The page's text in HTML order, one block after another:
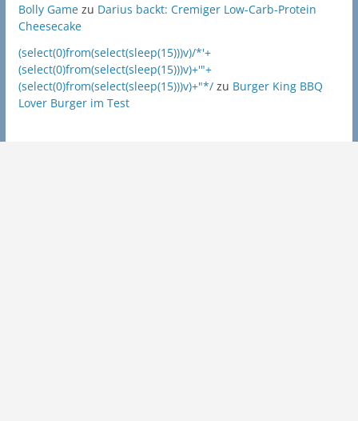
Bolly Gamezu Darius backt: Cremiger Low-Carb-Protein
Cheesecake
(select(0)from(select(sleep(15)))v)/*'+
(select(0)from(select(sleep(15)))v)+'"+
(select(0)from(select(sleep(15)))v)+"*/zu Burger King BBQ
Lover Burger im Test